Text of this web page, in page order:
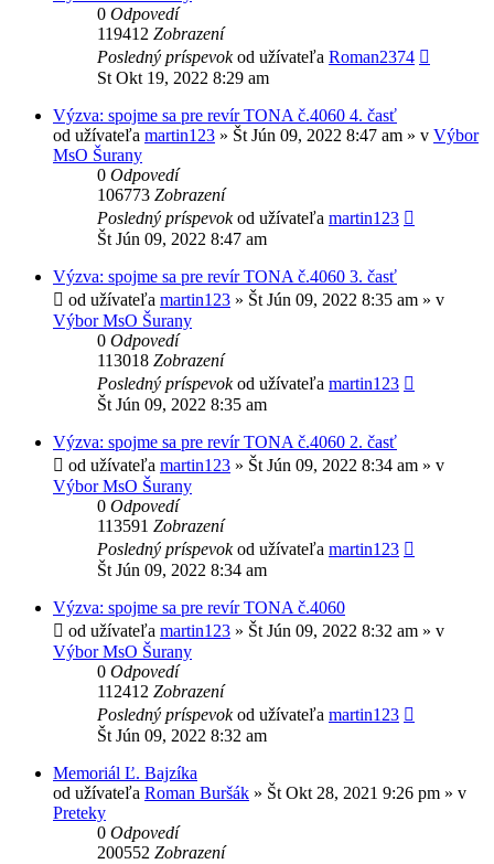
0 Odpovedí
119412 Zobrazení
Posledný príspevokod užívateľa Roman2374
St Okt 19, 2022 8:29 am
Výzva: spojme sa pre revír TONA č.4060 4. časť
od užívateľa martin123 » Št Jún 09, 2022 8:47 am » v Výbor
MsO Šurany
0 Odpovedí
106773 Zobrazení
Posledný príspevokod užívateľa martin123
Št Jún 09, 2022 8:47 am
Výzva: spojme sa pre revír TONA č.4060 3. časť
od užívateľa martin123 » Št Jún 09, 2022 8:35 am » v
Výbor MsO Šurany
0 Odpovedí
113018 Zobrazení
Posledný príspevokod užívateľa martin123
Št Jún 09, 2022 8:35 am
Výzva: spojme sa pre revír TONA č.4060 2. časť
od užívateľa martin123 » Št Jún 09, 2022 8:34 am » v
Výbor MsO Šurany
0 Odpovedí
113591 Zobrazení
Posledný príspevokod užívateľa martin123
Št Jún 09, 2022 8:34 am
Výzva: spojme sa pre revír TONA č.4060
od užívateľa martin123 » Št Jún 09, 2022 8:32 am » v
Výbor MsO Šurany
0 Odpovedí
112412 Zobrazení
Posledný príspevokod užívateľa martin123
Št Jún 09, 2022 8:32 am
Memoriál Ľ. Bajzíka
od užívateľa Roman Buršák » Št Okt 28, 2021 9:26 pm » v
Preteky
0 Odpovedí
200552 Zobrazení